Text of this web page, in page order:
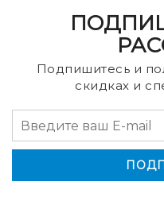
Подпишитесь и
скидках и